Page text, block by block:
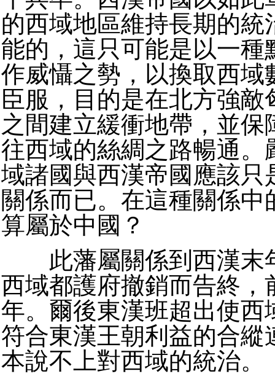
的西域地區維持長期的統
能的，這只可能是以一種
作威懾之勢，以換取西域
臣服，目的是在北方強敵
之間建立緩衝地帶，並保
往西域的絲綢之路暢通。
域諸國與西漢帝國應該只
關係而已。在這種關係中
算屬於中國？
此藩屬關係到西漢末
西域都護府撤銷而告終，
年。爾後東漢班超出使西
符合東漢王朝利益的合縱
本說不上對西域的統治。